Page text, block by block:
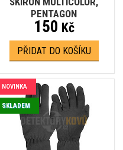
PENTAGON
150 Kč
PŘIDAT DO KOŠÍKU
NOVINKA
SKLADEM